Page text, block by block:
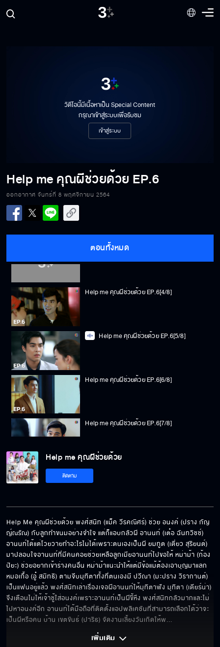
วิดีโอนี้มีเนื้อหาเป็น Special Content
กรุณาเข้าสู่ระบบเพื่อรับชม
เข้าสู่ระบบ
Help me คุณผีช่วยด้วย EP.6
ออกอากาศ จันทร์ที่ 8 พฤศจิกายน 2564
ตอนทั้งหมด
Help me คุณผีช่วยด้วย EP.6[1/8]
Help me คุณผีช่วยด้วย EP.6[3/8]
Help me คุณผีช่วยด้วย EP.6[4/8]
Help me คุณผีช่วยด้วย EP.6[5/8]
Help me คุณผีช่วยด้วย EP.6[6/8]
Help me คุณผีช่วยด้วย EP.6[7/8]
Help me คุณผีช่วยด้วย EP.6[8/8]
Help me คุณผีช่วยด้วย
ติดตาม
Help Me คุณผีช่วยด้วย พงศ์สนิท (แม็ค วีรคณิศร์) ช่วย อนงค์ (ปราง กัญ
ญ์ณรัณ) กับลูกทำขนมอย่างจำใจ แต่ก็แอบกลัวผี อานนท์ (เต๋อ ฉันทวิชช์)
อานนท์ได้แต่โวยวายทำอะไรไม่ได้เพราะตนเองเป็นผี ยมทูต (เดี่ยว สุริยนต์)
มาปลอบใจอานนท์ที่มีคนคอยช่วยเหลือลูกเมียอานนท์ไปขอให้ หม่าม้า (ก้อง
ปิยะ) ช่วยอยากเข้าร่างคนอื่น หม่าม้าแนะนำให้แต่มีข้อแม้ต้องเอาบุญมาแลก
หมอเกื้อ (อู๋ สมิทธิ) ตามจีบมุทิตาทั้งที่ตนเองมี ปวีณา (มะปราง วิรากานต์)
เป็นแฟนอยู่แล้ว พงศ์สนิทเล่าเรื่องเจอผีอานนท์ให้มุทิตาฟัง มุทิตา (เดียร์น่า)
จึงเตือนไม่ให้เจ้าชู้ใส่อนงค์เพราะอานนท์เป็นผีขี้หึง พงศ์สนิทกลัวมากและไม่
ไปหาอนงค์อีก อานนท์ได้มือถือที่ติดตั้งแอปพลิเคชันที่สามารถเลือกได้ว่าจะ
เป็นผีหรือคน บ้าน เขตขันธ์ (ปาริธ) จัดงานเลี้ยงวันเกิดให้พ...
เพิ่มเติม